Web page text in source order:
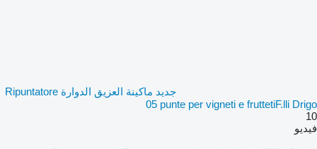
جديد ماكينة العزيق الدوارة Ripuntatore
05 punte per vigneti e fruttetiF.lli Drigo
10
فيديو